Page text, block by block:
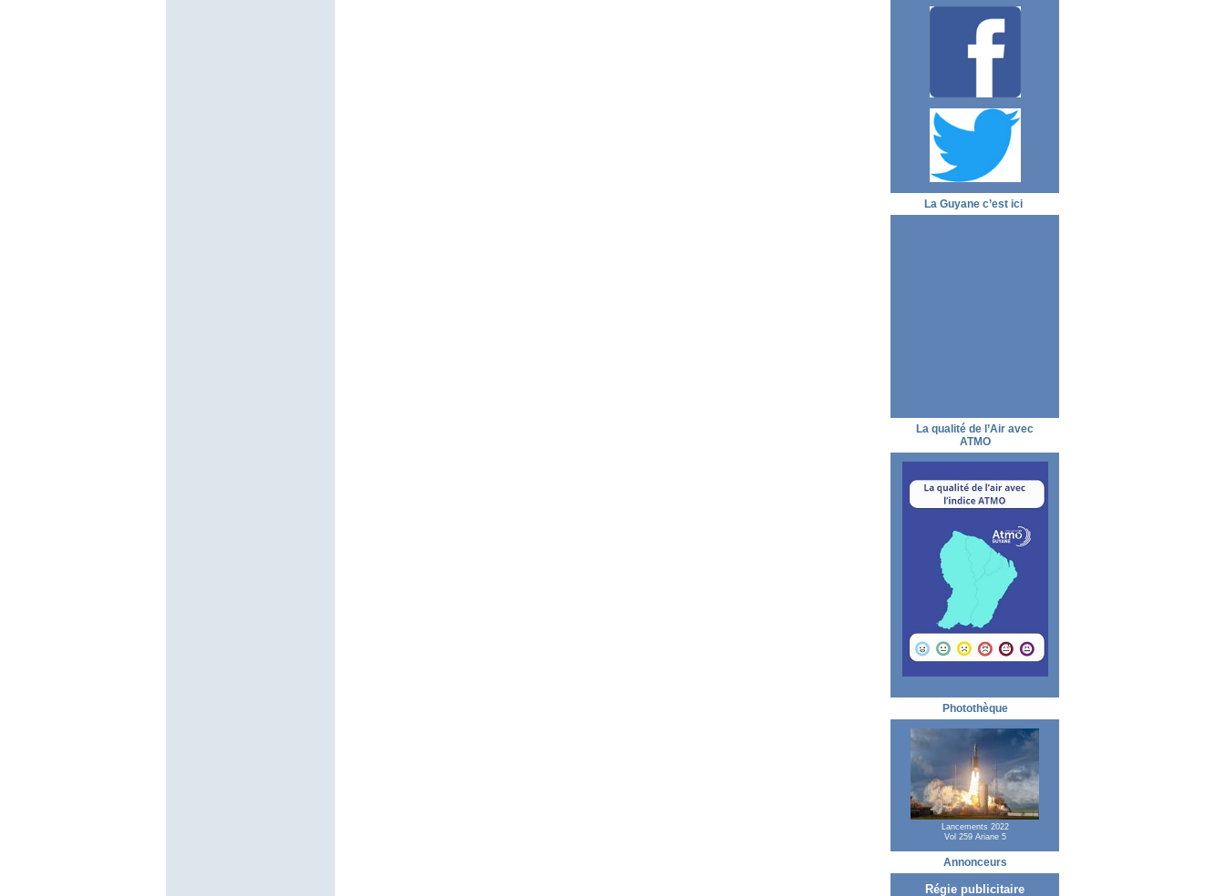
La Guyane c’est ici
La qualité de l’Air avec
ATMO
Photothèque
Lancements 2022
Vol 259 Ariane 5
Annonceurs
Régie publicitaire